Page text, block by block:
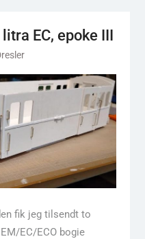
EC, epoke III
fik jeg tilsendt to
EC/ECO bogie